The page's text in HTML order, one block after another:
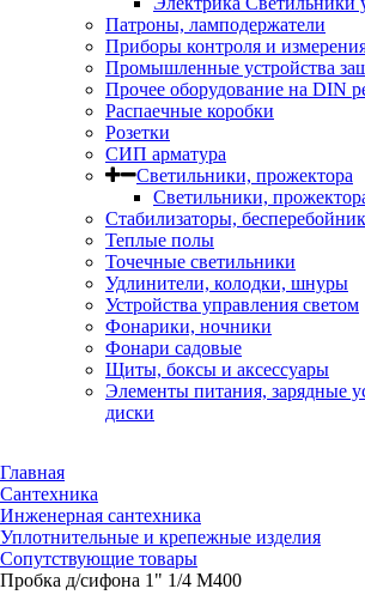
Патроны, ламподержатели
Приборы контроля и
Промышленные устройства
Прочее оборудование на DIN
Распаечные коробки
Розетки
СИП арматура
Светильники, прожектора
Светильники,
Стабилизаторы,
Теплые полы
Точечные светильники
Удлинители, колодки, шнуры
Устройства управления светом
Фонарики, ночники
Фонари садовые
Щиты, боксы и аксессуары
Элементы питания, зарядные
диски
Главная
Сантехника
Инженерная сантехника
Уплотнительные и крепежные изделия
Сопутствующие товары
Пробка д/сифона 1" 1/4 М400